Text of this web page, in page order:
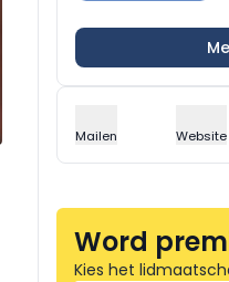
Mailen Website
Word
Kies het